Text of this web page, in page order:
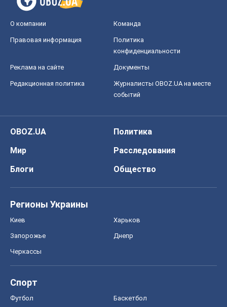
О компании Команда
Правовая информация
Политика
конфиденциальности
Реклама на сайте Документы
Редакционная политика
Журналисты OBOZ.UA на месте
событий
OBOZ.UA
Политика
Мир
Расследования
Блоги
Общество
Регионы Украины
Киев Харьков
Запорожье Днепр
Черкассы
Спорт
Футбол Баскетбол